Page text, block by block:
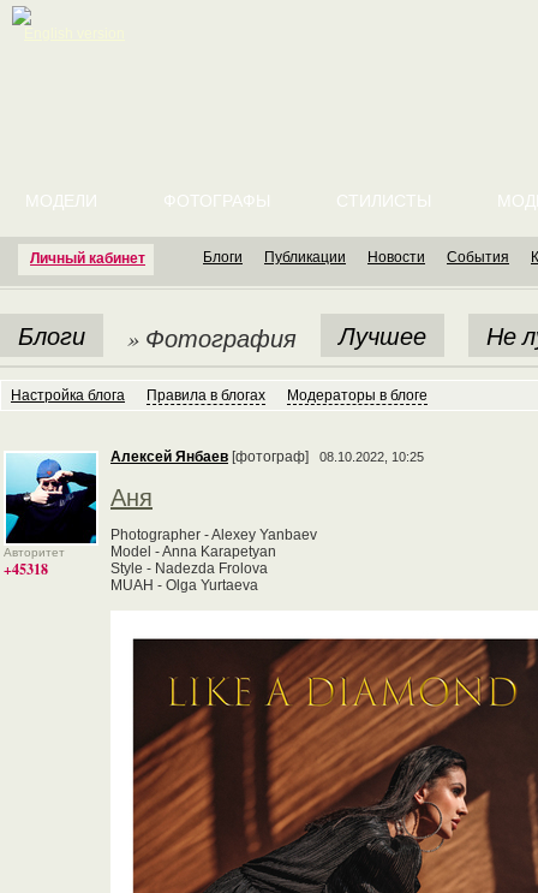
Личный кабинет
МОДЕЛИ ФОТОГРАФЫ СТИЛИСТЫ
Блоги Публикации Новости События
Блоги » Фотография Лучшее Не
Настройка блога Правила в блогах Модераторы в блоге
Авторитет
+45318
Алексей Янбаев [фотограф] 08.10.2022, 10:25
Аня
Photographer - Alexey Yanbaev
Model - Anna Karapetyan
Style - Nadezda Frolova
MUAH - Olga Yurtaeva